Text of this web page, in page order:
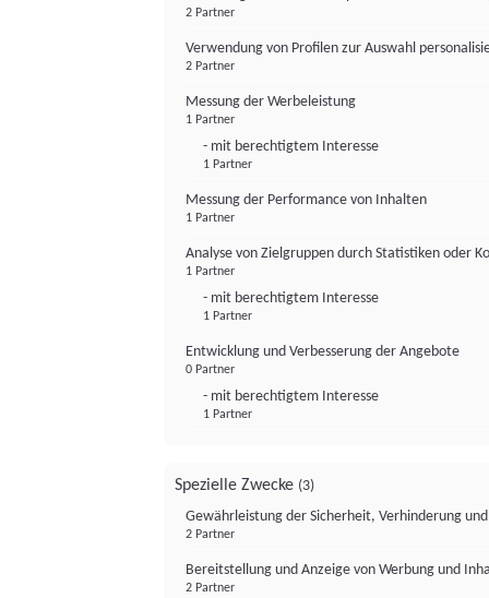
2 Partner
Verwendung von Profilen zur Auswahl
2 Partner
Messung der Werbeleistung
1 Partner
- mit berechtigtem Interesse
1 Partner
Messung der Performance von Inhalten
1 Partner
Analyse von Zielgruppen durch Statistiken oder
1 Partner
- mit berechtigtem Interesse
1 Partner
Entwicklung und Verbesserung der Angebote
0 Partner
- mit berechtigtem Interesse
1 Partner
Spezielle Zwecke (3)
Gewährleistung der Sicherheit, Verhinderung
2 Partner
Bereitstellung und Anzeige von Werbung und
2 Partner